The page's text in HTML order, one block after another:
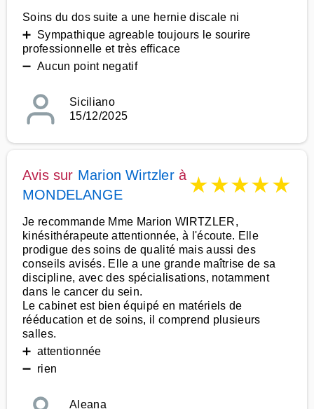
Soins du dos suite a une hernie discale ni
➕ Sympathique agreable toujours le sourire
professionnelle et très efficace
➖ Aucun point negatif
Siciliano
15/12/2025
Avis sur Marion Wirtzlerà
MONDELANGE
★★★★★
Je recommande Mme Marion WIRTZLER,
kinésithérapeute attentionnée, à l'écoute. Elle
prodigue des soins de qualité mais aussi des
conseils avisés. Elle a une grande maîtrise de sa
discipline, avec des spécialisations, notamment
dans le cancer du sein.
Le cabinet est bien équipé en matériels de
rééducation et de soins, il comprend plusieurs
salles.
➕ attentionnée
➖ rien
Aleana